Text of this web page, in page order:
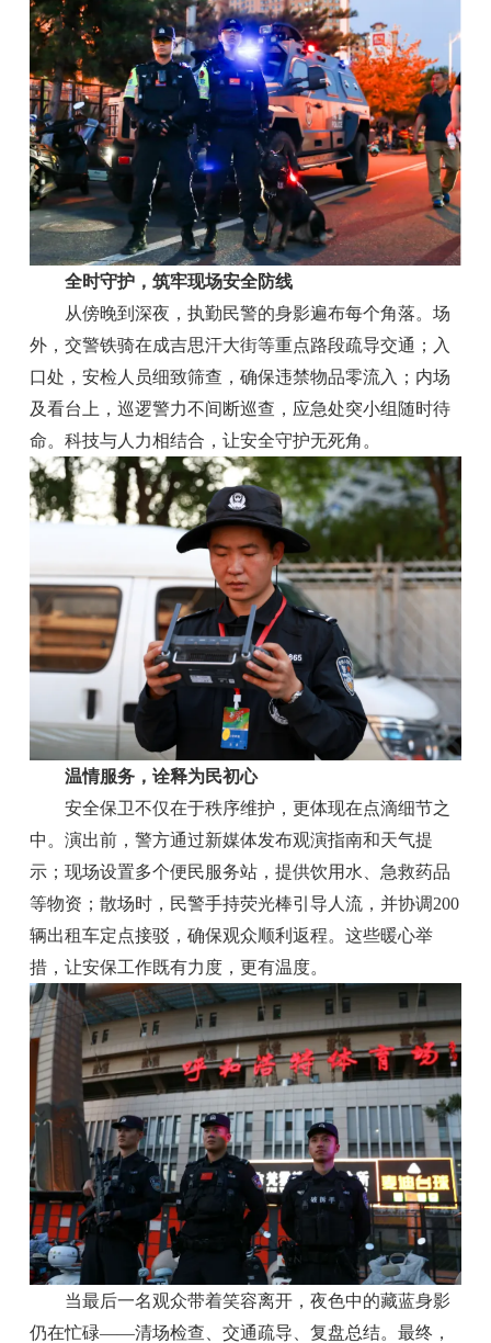
全时守护，筑牢现场安全防线
从傍晚到深夜，执勤民警的身影遍布每个角落。场
外，交警铁骑在成吉思汗大街等重点路段疏导交通；入
口处，安检人员细致筛查，确保违禁物品零流入；内场
及看台上，巡逻警力不间断巡查，应急处突小组随时待
命。科技与人力相结合，让安全守护无死角。
温情服务，诠释为民初心
安全保卫不仅在于秩序维护，更体现在点滴细节之
中。演出前，警方通过新媒体发布观演指南和天气提
示；现场设置多个便民服务站，提供饮用水、急救药品
等物资；散场时，民警手持荧光棒引导人流，并协调200
辆出租车定点接驳，确保观众顺利返程。这些暖心举
措，让安保工作既有力度，更有温度。
当最后一名观众带着笑容离开，夜色中的藏蓝身影
仍在忙碌——清场检查、交通疏导、复盘总结。最终，